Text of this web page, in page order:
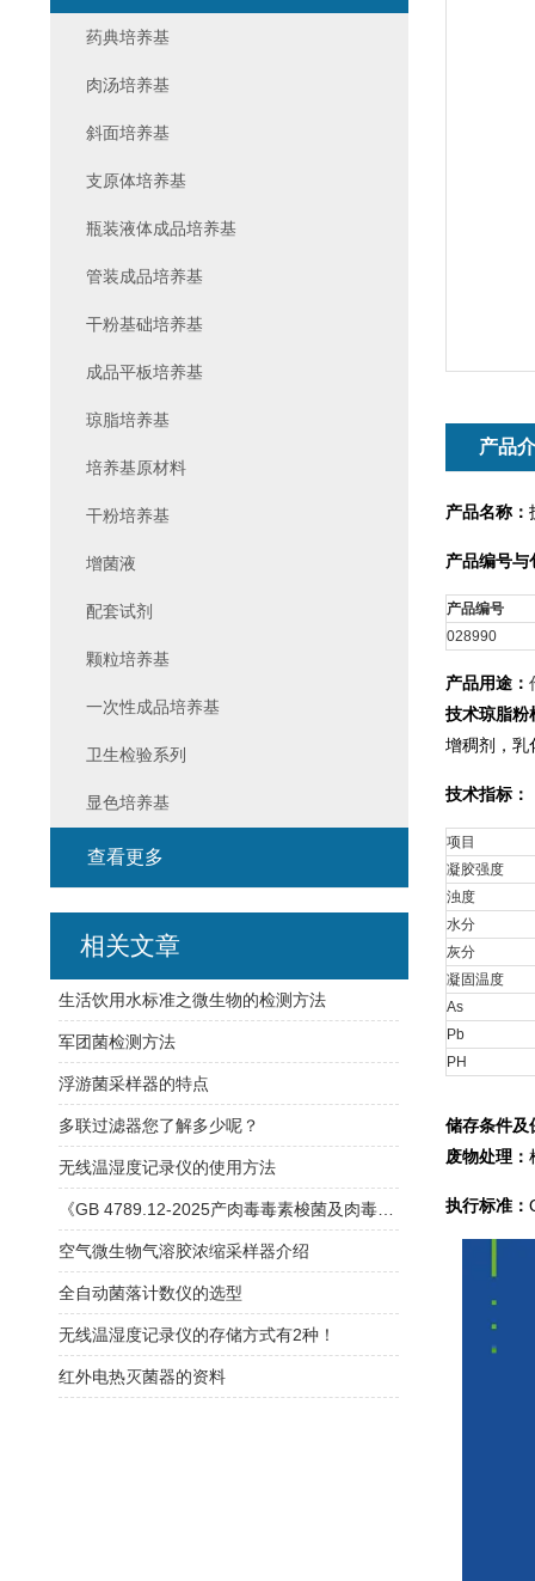
产品
产品名称：
产品编号与
产品编号
028990
产品用途：
技术琼脂粉
增稠剂，乳
技术指标：
项目
凝胶强度
浊度
水分
灰分
凝固温度
As
Pb
PH
储存条件及
废物处理：
执行标准：
药典培养基
肉汤培养基
斜面培养基
支原体培养基
瓶装液体成品培养基
管装成品培养基
干粉基础培养基
成品平板培养基
琼脂培养基
培养基原材料
干粉培养基
增菌液
配套试剂
颗粒培养基
一次性成品培养基
卫生检验系列
显色培养基
查看更多
相关文章
生活饮用水标准之微生物的检测方法
军团菌检测方法
浮游菌采样器的特点
多联过滤器您了解多少呢？
无线温湿度记录仪的使用方法
空气微生物气溶胶浓缩采样器介绍
全自动菌落计数仪的选型
无线温湿度记录仪的存储方式有2种！
红外电热灭菌器的资料